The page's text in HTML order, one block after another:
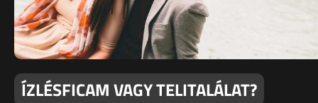
ÍZLÉSFICAM VAGY TELITALÁLAT?